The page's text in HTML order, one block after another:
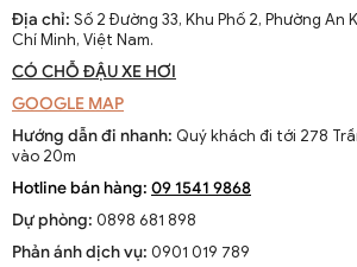
như trơn trượt hay các chướng ngại vật.
và ổn định cũng góp phần ngăn chặn các
muốn từ bên ngoài.
1.2. Thẩm Mỹ Và Tính Thẩm Mỹ
Một chiếc đèn tường ngoài trời được thiết kế
mà còn mang lại vẻ đẹp cho cả ngôi nhà.
nét kiến trúc của ngôi nhà bằng ánh sáng
nên những hiệu ứng đáng kinh ngạc.
Địa chỉ: Số 2 Đường 33, Khu Phố 2, Phường An
Chí Minh, Việt Nam.
CÓ CHỖ ĐẬU XE HƠI
GOOGLE MAP
Hướng dẫn đi nhanh: Quý khách đi tới 278
vào 20m
Hotline bán hàng: 09 1541 9868
Dự phòng: 0898 681 898
Phản ánh dịch vụ: 0901 019 789